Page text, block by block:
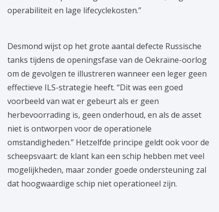
operabiliteit en lage lifecyclekosten.”
Desmond wijst op het grote aantal defecte Russische
tanks tijdens de openingsfase van de Oekraïne-oorlog
om de gevolgen te illustreren wanneer een leger geen
effectieve ILS-strategie heeft. “Dit was een goed
voorbeeld van wat er gebeurt als er geen
herbevoorrading is, geen onderhoud, en als de asset
niet is ontworpen voor de operationele
omstandigheden.” Hetzelfde principe geldt ook voor de
scheepsvaart: de klant kan een schip hebben met veel
mogelijkheden, maar zonder goede ondersteuning zal
dat hoogwaardige schip niet operationeel zijn.